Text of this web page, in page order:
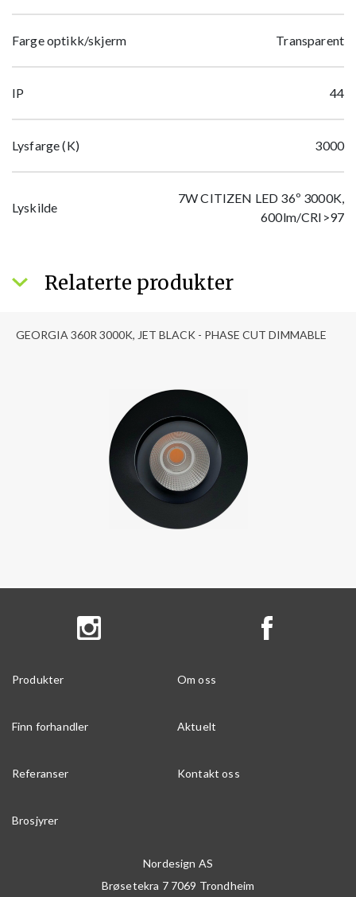
Farge optikk/skjerm Transparent
IP 44
Lysfarge (K) 3000
Lyskilde
7W CITIZEN LED 36º 3000K,
600lm/CRI>97
Relaterte produkter
GEORGIA 360R 3000K, JET BLACK - PHASE CUT DIMMABLE
Produkter Om oss
Finn forhandler Aktuelt
Referanser Kontakt oss
Brosjyrer
Nordesign AS
Brøsetekra 7 7069 Trondheim